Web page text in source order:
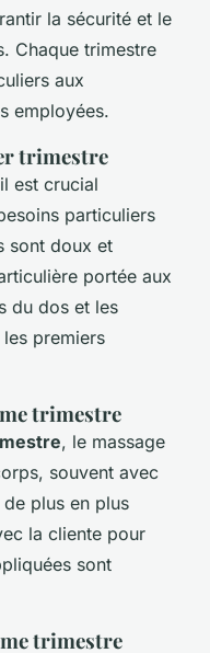
la sécurité et le
Chaque trimestre
aux
employées.
trimestre
est crucial
particuliers
sont doux et
portée aux
du dos et les
premiers
trimestre
, le massage
souvent avec
de plus en plus
la cliente pour
sont
trimestre